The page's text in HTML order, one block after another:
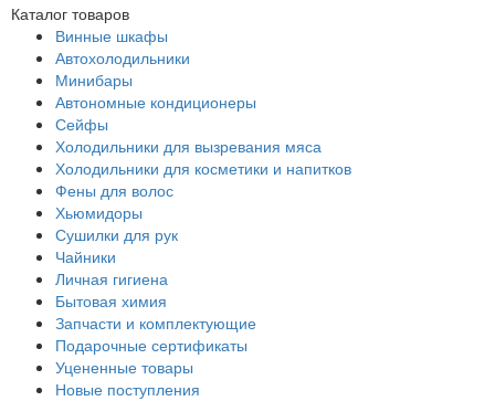
Каталог товаров
Винные шкафы
Автохолодильники
Минибары
Автономные кондиционеры
Сейфы
Холодильники для вызревания мяса
Холодильники для косметики и напитков
Фены для волос
Хьюмидоры
Сушилки для рук
Чайники
Личная гигиена
Бытовая химия
Запчасти и комплектующие
Подарочные сертификаты
Уцененные товары
Новые поступления